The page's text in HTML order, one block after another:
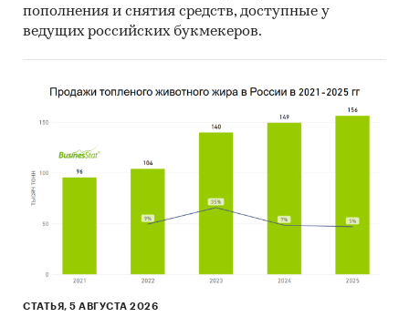
пополнения и снятия средств, доступные у
ведущих российских букмекеров.
СТАТЬЯ, 5 АВГУСТА 2026